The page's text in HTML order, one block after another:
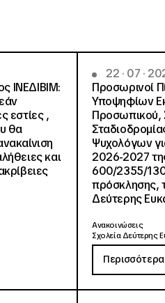
ΙΝΕΔΙΒΙΜ:
εστίες ,
θα
και
22 · 07 ·
Προσωρινοί
Υποψηφίων
Προσωπικού,
Ψυχολόγων
2026-2027
600/2355/
πρόσκλησης,
Δεύτερης
Ανακοινώσεις
Σχολεία Δεύτερης
Περισσότερα